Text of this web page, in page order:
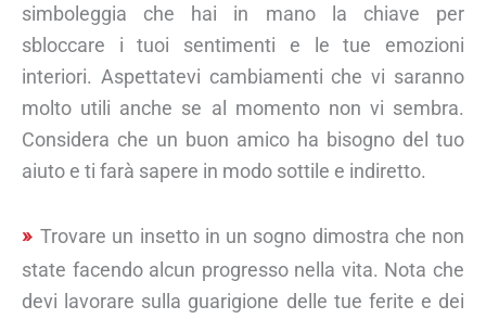
simboleggia che hai in mano la chiave per
sbloccare i tuoi sentimenti e le tue emozioni
interiori. Aspettatevi cambiamenti che vi saranno
molto utili anche se al momento non vi sembra.
Considera che un buon amico ha bisogno del tuo
aiuto e ti farà sapere in modo sottile e indiretto.
Trovare un insetto in un sogno dimostra che non
state facendo alcun progresso nella vita. Nota che
devi lavorare sulla guarigione delle tue ferite e dei